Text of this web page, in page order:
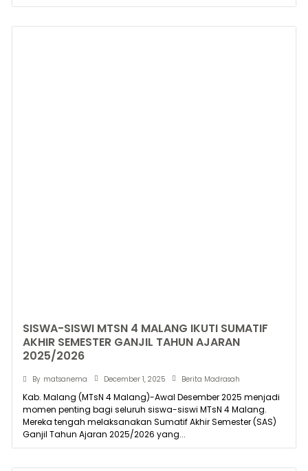
SISWA-SISWI MTSN 4 MALANG IKUTI SUMATIF
AKHIR SEMESTER GANJIL TAHUN AJARAN
2025/2026
By matsanema December 1, 2025 Berita Madrasah
Kab. Malang (MTsN 4 Malang)-Awal Desember 2025 menjadi
momen penting bagi seluruh siswa-siswi MTsN 4 Malang.
Mereka tengah melaksanakan Sumatif Akhir Semester (SAS)
Ganjil Tahun Ajaran 2025/2026 yang...